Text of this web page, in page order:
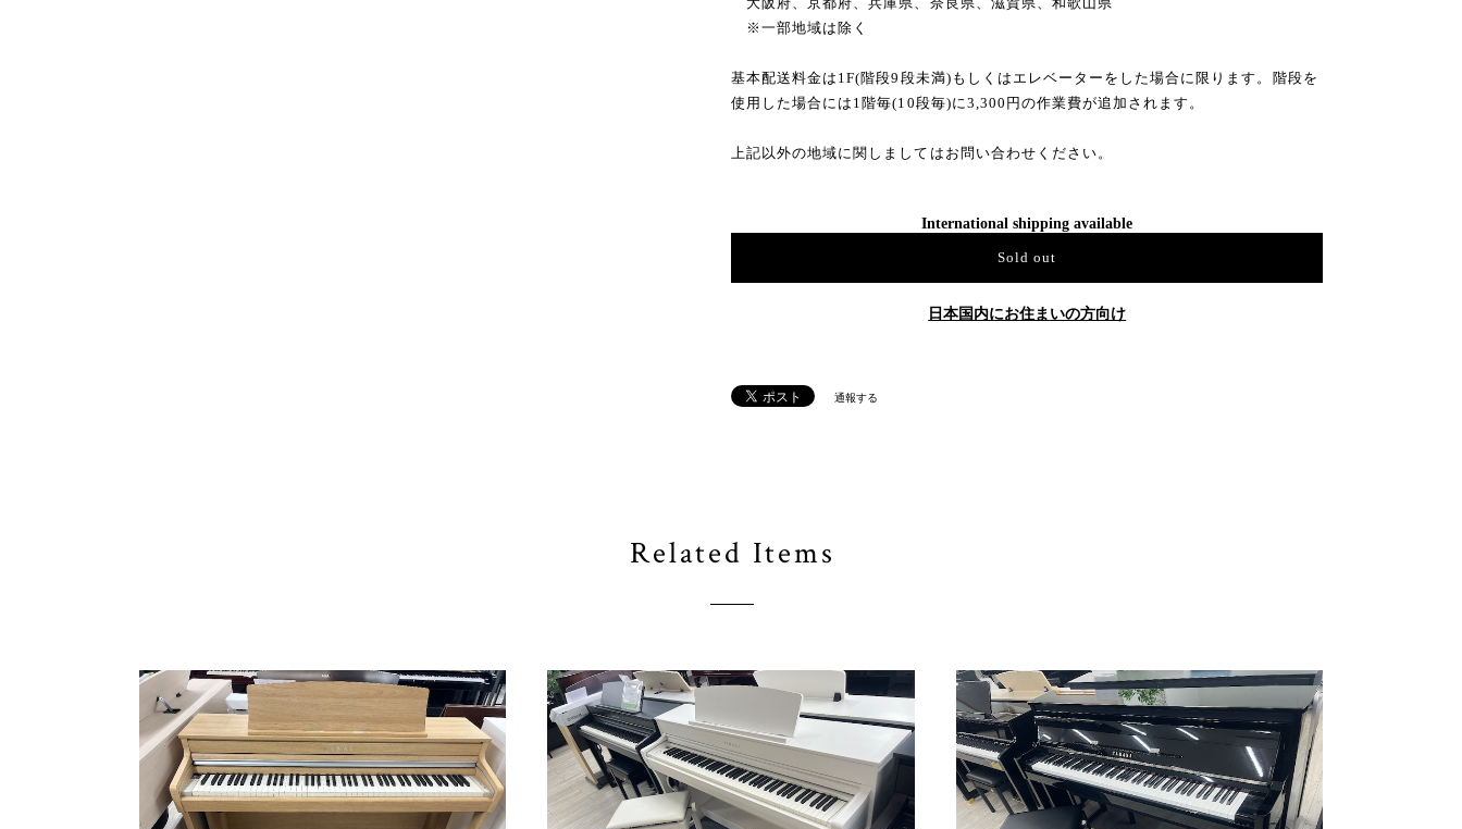
※一部地域は除く
基本配送料金は1F(階段9段未満)もしくはエレベーターをした場合に限ります。階段を
使用した場合には1階毎(10段毎)に3,300円の作業費が追加されます。
上記以外の地域に関しましてはお問い合わせください。
International shipping available
Sold out
日本国内にお住まいの方向け
通報する
Related Items